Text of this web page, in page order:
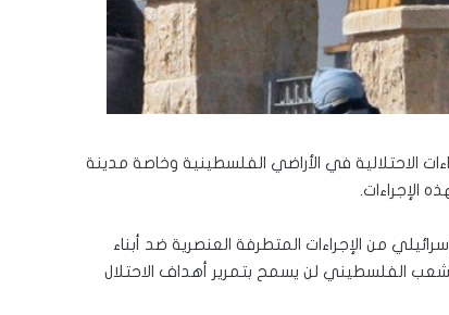
الاحتلالية في الأراضي الفلسطينية وخاصة مدينة
الإجراءات.
من الإجراءات المتطرفة العنصرية ضد أبناء
الفلسطيني لن يسمح بتمرير أهداف الاحتلال